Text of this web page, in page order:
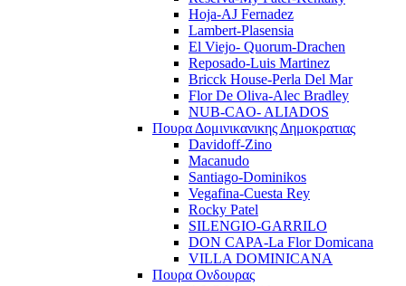
Hoja-AJ Fernadez
Lambert-Plasensia
El Viejo- Quorum-Drachen
Reposado-Luis Martinez
Bricck House-Perla Del Mar
Flor De Oliva-Alec Bradley
NUB-CAO- ALIADOS
Πουρα Δομινικανικης Δημοκρατιας
Davidoff-Zino
Macanudo
Santiago-Dominikos
Vegafina-Cuesta Rey
Rocky Patel
SILENGIO-GARRILO
DON CAPA-La Flor Domicana
VILLA DOMINICANA
Πουρα Ονδουρας